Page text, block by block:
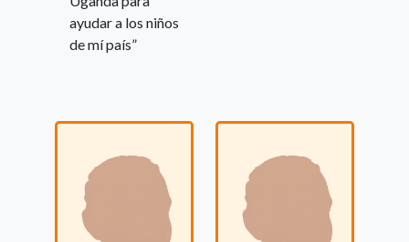
ayudar a los niños
de mí país”